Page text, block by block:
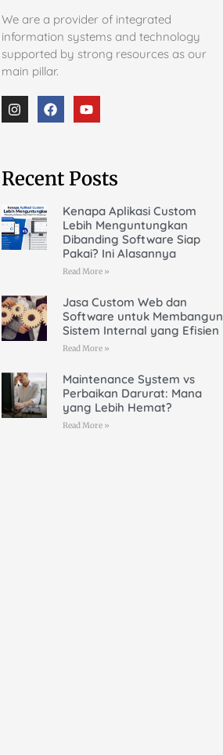
We are a provider of integrated
information systems and technology
supported by strong resources as our
main pillar.
Recent Posts
Kenapa Aplikasi Custom
Lebih Menguntungkan
Dibanding Software Siap
Pakai? Ini Alasannya
Read More »
Jasa Custom Web dan
Software untuk Membangun
Sistem Internal yang Efisien
Read More »
Maintenance System vs
Perbaikan Darurat: Mana
yang Lebih Hemat?
Read More »